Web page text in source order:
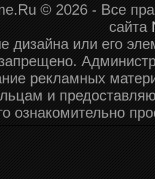
© 2026 - Все
сайта
дизайна или его
рекламных
и
ознакомительно